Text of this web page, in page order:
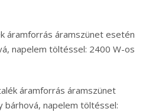
áramforrás áramszünet esetén
napelem töltéssel: 2400 W-os
áramforrás áramszünet
napelem töltéssel: